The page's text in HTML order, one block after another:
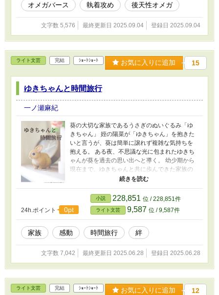
オメガバース 執着攻め 後天性オメガ
文字数 5,576 最終更新日 2025.09.04 登録日 2025.09.04
ライト文芸 完結 ｼｮｰﾄｼｮｰﾄ お気に入りに追加 15
ゆきちゃんと時間旅行
一ノ瀬麻紀
葵の大切な家族であるうさぎのぬいぐるみ「ゆ
きちゃん」 姪の陽菜が「ゆきちゃん」を抱きた
いと言うが、葵は簡単に譲れず複雑な気持ちを
抱える。 ある夜、不思議な光に包まれたゆきち
ゃんが葵を過去の思い出へと導く。 幼少期から
現在まで、ゆきちゃんと共に歩んできた家族の
温かい時間や葛藤をたどる中で、あおいは大切
てつながる心の絆と、時間を超えた優しさの物
語。
24h.ポイント
0pt
小説 228,851 位 / 228,851件
ライト文芸 9,587 位 / 9,587件
家族 感動 時間旅行 絆
文字数 7,042 最終更新日 2025.06.28 登録日 2025.06.28
ライト文芸 完結 ｼｮｰﾄｼｮｰﾄ お気に入りに追加 12